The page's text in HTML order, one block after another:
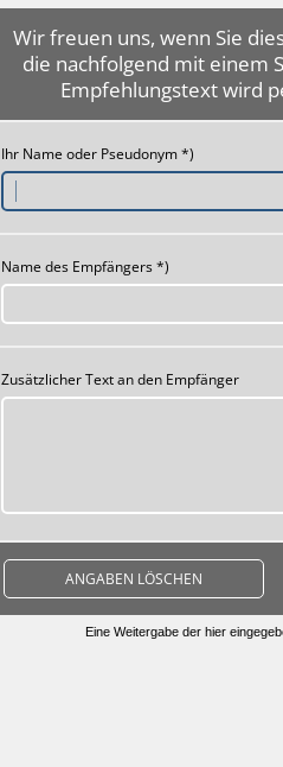
Wir freuen uns, wenn Sie
die nachfolgend mit einem
Empfehlungstext wird
Ihr Name oder Pseudonym *)
Name des Empfängers *)
Zusätzlicher Text an den Empfänger
ANGABEN LÖSCHEN
Eine Weitergabe der hier